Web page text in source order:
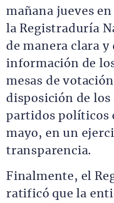
mañana jueves
la Registraduría
de manera clara y
información de
mesas de
disposición de los
partidos políticos
mayo, en un
transparencia.
Finalmente, el
ratificó que la